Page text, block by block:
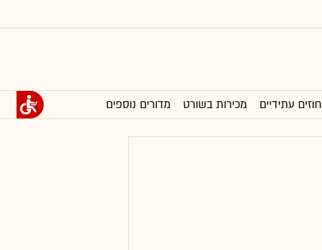
חוזים עתידיים מכירות בשורט מדורים נוספים